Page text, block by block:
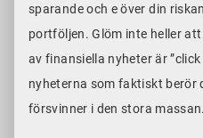
sparande och e över din
portföljen. Glöm inte heller
av finansiella nyheter är
nyheterna som faktiskt berör
försvinner i den stora massan.